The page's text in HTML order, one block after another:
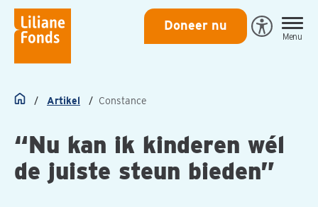
Liliane
Fonds
Doneer nu
Open
Menu
Home
Artikel Constance
“Nu kan ik kinderen wél
de juiste steun bieden”